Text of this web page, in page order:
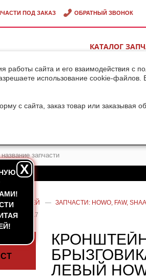
работы сайта и его взаимодействия с
использование cookie-файлов.
с сайта, заказ товар или заказывая
ПОД ЗАКАЗ ОБРАТНЫЙ ЗВОНОК
КАТАЛОГ
X
ЗАПЧАСТЕЙ — ЗАПЧАСТИ: HOWO, FAW,
HOWO A7
ЛЕВЫЙ